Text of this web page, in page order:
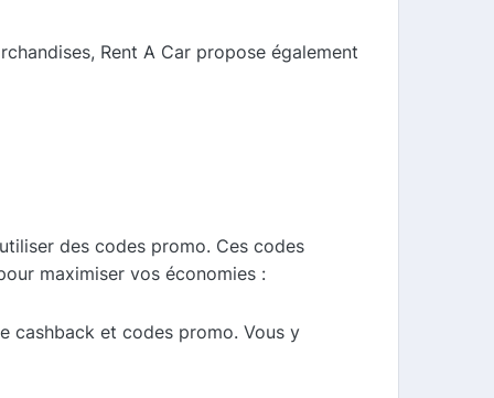
Rent A Car propose également
des codes promo. Ces codes
maximiser vos économies :
cashback et codes promo. Vous y